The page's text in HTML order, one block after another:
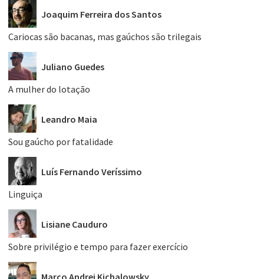
Joaquim Ferreira dos Santos
Cariocas são bacanas, mas gaúchos são trilegais
Juliano Guedes
A mulher do lotação
Leandro Maia
Sou gaúcho por fatalidade
Luís Fernando Veríssimo
Linguiça
Lisiane Cauduro
Sobre privilégio e tempo para fazer exercício
Marco Andrei Kichalowsky